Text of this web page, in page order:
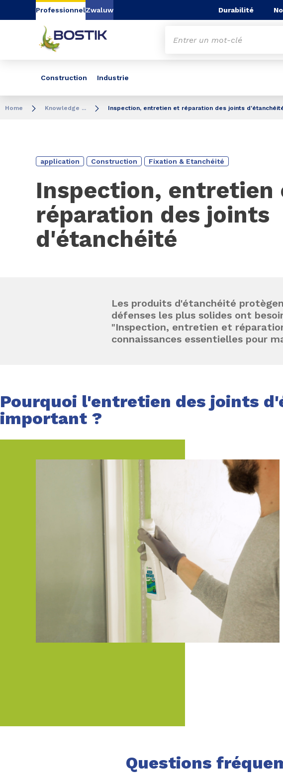
Aller au contenu Aller au menu Aller à la recherche
ProfessionnelZwaluw Durabilité
Construction Industrie
Home Knowledge ... Inspection, entretien et réparation des joints
application Construction Fixation & Etanchéité
Inspection, entretien
réparation des joints
d'étanchéité
Les produits d'étanchéité
défenses les plus solides ont
"Inspection, entretien et
connaissances essentielles pour
Pourquoi l'entretien des joints
important ?
Questions